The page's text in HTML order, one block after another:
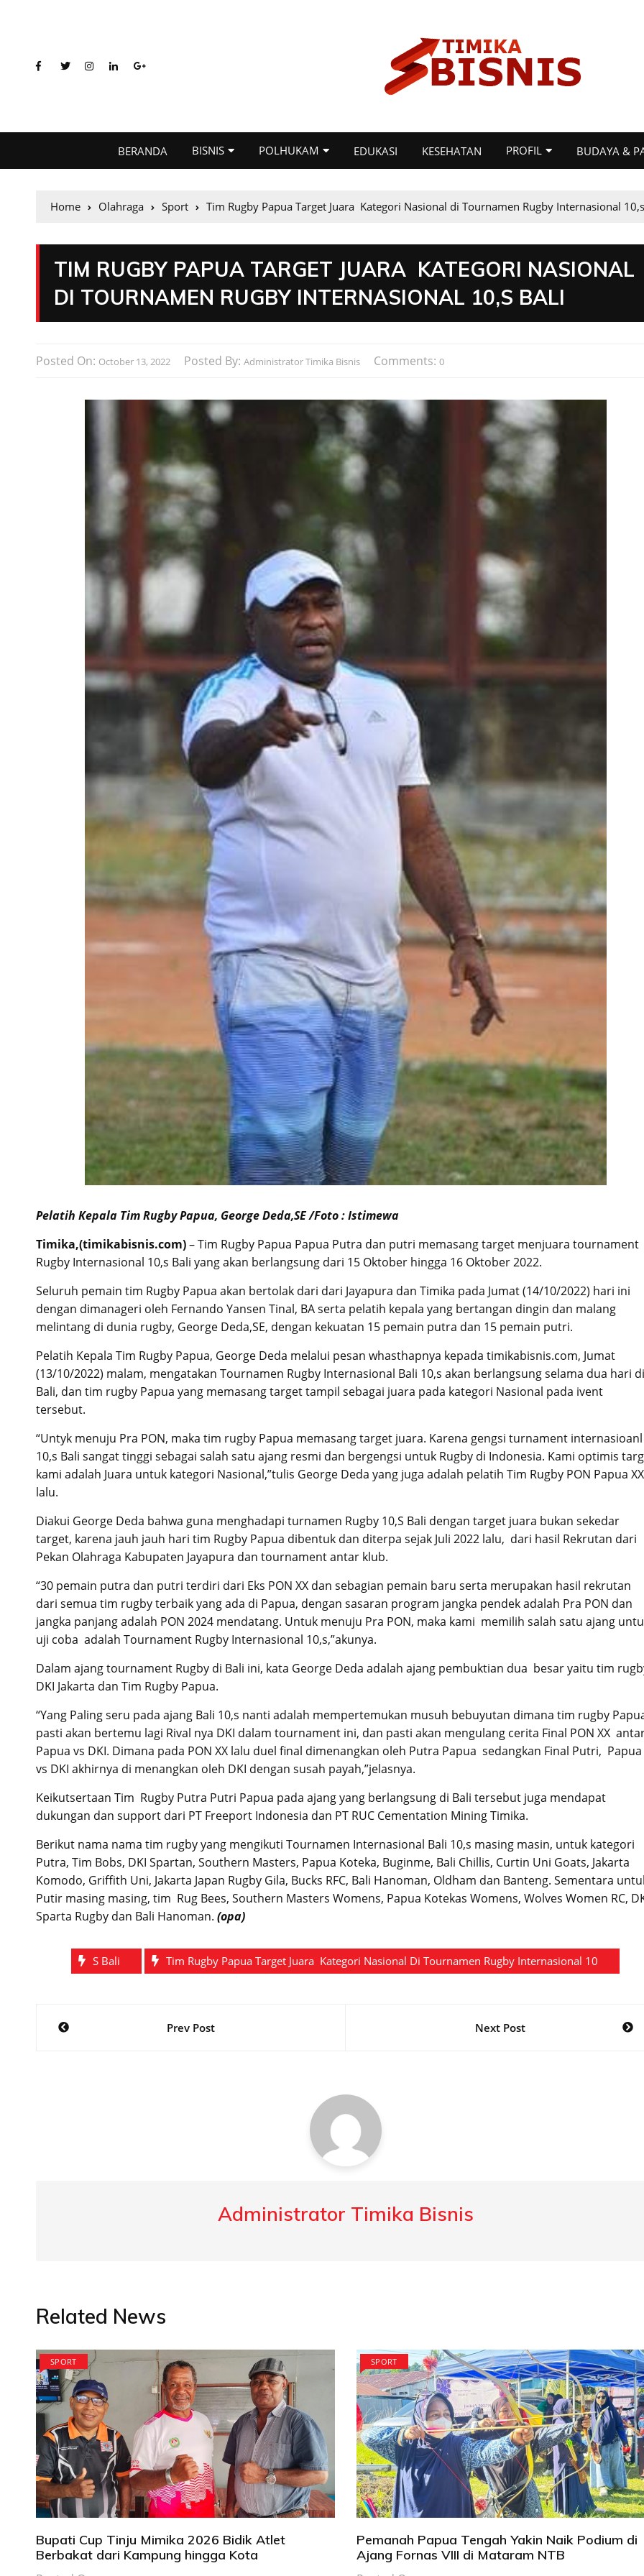
BERANDA BISNIS POLHUKAM EDUKASI KESEHATAN PROFIL BUDAYA &
Home Olahraga Sport Tim Rugby Papua Target Juara Kategori Nasional di Tournamen Rugby Internasional
TIM RUGBY PAPUA TARGET JUARA KATEGORI NASIONAL
DI TOURNAMEN RUGBY INTERNASIONAL 10,S BALI
Posted On: October 13, 2022 Posted By: Administrator Timika Bisnis Comments: 0
Pelatih Kepala Tim Rugby Papua, George Deda,SE /Foto : Istimewa
Timika,(timikabisnis.com)– Tim Rugby Papua Papua Putra dan putri memasang target menjuara tournament
Rugby Internasional 10,s Bali yang akan berlangsung dari 15 Oktober hingga 16 Oktober 2022.
Seluruh pemain tim Rugby Papua akan bertolak dari dari Jayapura dan Timika pada Jumat (14/10/2022) hari ini
dengan dimanageri oleh Fernando Yansen Tinal, BA serta pelatih kepala yang bertangan dingin dan malang
melintang di dunia rugby, George Deda,SE, dengan kekuatan 15 pemain putra dan 15 pemain putri.
Pelatih Kepala Tim Rugby Papua, George Deda melalui pesan whasthapnya kepada timikabisnis.com, Jumat
(13/10/2022) malam, mengatakan Tournamen Rugby Internasional Bali 10,s akan berlangsung selama dua hari di
Bali, dan tim rugby Papua yang memasang target tampil sebagai juara pada kategori Nasional pada ivent
tersebut.
“Untyk menuju Pra PON, maka tim rugby Papua memasang target juara. Karena gengsi turnament internasioanl
10,s Bali sangat tinggi sebagai salah satu ajang resmi dan bergengsi untuk Rugby di Indonesia. Kami optimis
kami adalah Juara untuk kategori Nasional,”tulis George Deda yang juga adalah pelatih Tim Rugby PON Papua XX
lalu.
Diakui George Deda bahwa guna menghadapi turnamen Rugby 10,S Bali dengan target juara bukan sekedar
target, karena jauh jauh hari tim Rugby Papua dibentuk dan diterpa sejak Juli 2022 lalu, dari hasil Rekrutan dari
Pekan Olahraga Kabupaten Jayapura dan tournament antar klub.
“30 pemain putra dan putri terdiri dari Eks PON XX dan sebagian pemain baru serta merupakan hasil rekrutan
dari semua tim rugby terbaik yang ada di Papua, dengan sasaran program jangka pendek adalah Pra PON dan
jangka panjang adalah PON 2024 mendatang. Untuk menuju Pra PON, maka kami memilih salah satu ajang
uji coba adalah Tournament Rugby Internasional 10,s,”akunya.
Dalam ajang tournament Rugby di Bali ini, kata George Deda adalah ajang pembuktian dua besar yaitu tim
DKI Jakarta dan Tim Rugby Papua.
“Yang Paling seru pada ajang Bali 10,s nanti adalah mempertemukan musuh bebuyutan dimana tim rugby
pasti akan bertemu lagi Rival nya DKI dalam tournament ini, dan pasti akan mengulang cerita Final PON XX
Papua vs DKI. Dimana pada PON XX lalu duel final dimenangkan oleh Putra Papua sedangkan Final Putri, Papua
vs DKI akhirnya di menangkan oleh DKI dengan susah payah,”jelasnya.
Keikutsertaan Tim Rugby Putra Putri Papua pada ajang yang berlangsung di Bali tersebut juga mendapat
dukungan dan support dari PT Freeport Indonesia dan PT RUC Cementation Mining Timika.
Berikut nama nama tim rugby yang mengikuti Tournamen Internasional Bali 10,s masing masin, untuk kategori
Putra, Tim Bobs, DKI Spartan, Southern Masters, Papua Koteka, Buginme, Bali Chillis, Curtin Uni Goats, Jakarta
Komodo, Griffith Uni, Jakarta Japan Rugby Gila, Bucks RFC, Bali Hanoman, Oldham dan Banteng. Sementara
Putir masing masing, tim Rug Bees, Southern Masters Womens, Papua Kotekas Womens, Wolves Women RC,
Sparta Rugby dan Bali Hanoman. (opa)
S Bali Tim Rugby Papua Target Juara Kategori Nasional Di Tournamen Rugby Internasional 10
Post
Prev Post Next Post
Administrator Timika Bisnis
Related News
SPORT
Bupati Cup Tinju Mimika 2026 Bidik Atlet
Berbakat dari Kampung hingga Kota
SPORT
Pemanah Papua Tengah Yakin Naik Podium di
Ajang Fornas VIII di Mataram NTB